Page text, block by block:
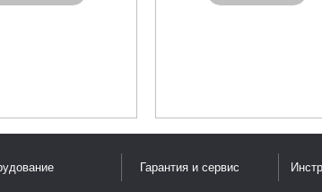
Гарантия и сервис